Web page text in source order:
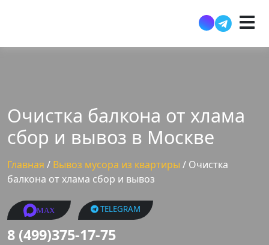
Очистка балкона от хлама
сбор и вывоз в Москве
Главная / Вывоз мусора из квартиры / Очистка
балкона от хлама сбор и вывоз
MAX TELEGRAM
8 (499)375-17-75